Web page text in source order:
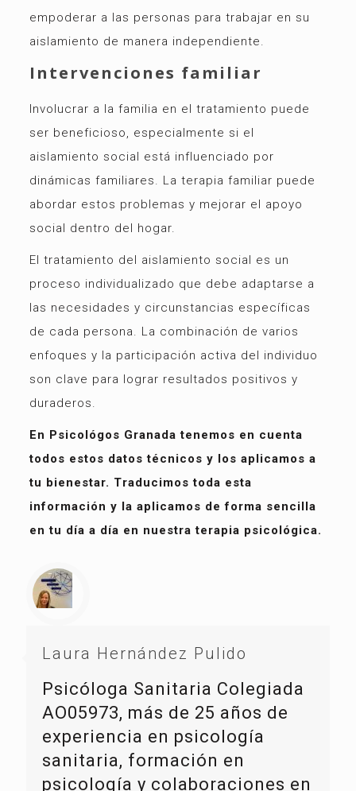
empoderar a las personas para trabajar en su
aislamiento de manera independiente.
Intervenciones familiar
Involucrar a la familia en el tratamiento puede
ser beneficioso, especialmente si el
aislamiento social está influenciado por
dinámicas familiares. La terapia familiar puede
abordar estos problemas y mejorar el apoyo
social dentro del hogar.
El tratamiento del aislamiento social es un
proceso individualizado que debe adaptarse a
las necesidades y circunstancias específicas
de cada persona. La combinación de varios
enfoques y la participación activa del individuo
son clave para lograr resultados positivos y
duraderos.
En Psicológos Granada tenemos en cuenta
todos estos datos técnicos y los aplicamos a
tu bienestar. Traducimos toda esta
información y la aplicamos de forma sencilla
en tu día a día en nuestra terapia psicológica.
Laura Hernández Pulido
Psicóloga Sanitaria Colegiada
AO05973, más de 25 años de
experiencia en psicología
sanitaria, formación en
psicología y colaboraciones en